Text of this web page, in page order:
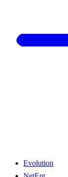
Evolution